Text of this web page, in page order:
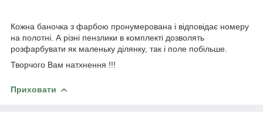
Кожна баночка з фарбою пронумерована і відповідає номеру
на полотні. А різні пензлики в комплекті дозволять
розфарбувати як маленьку ділянку, так і поле побільше.
Творчого Вам натхнення !!!
Приховати